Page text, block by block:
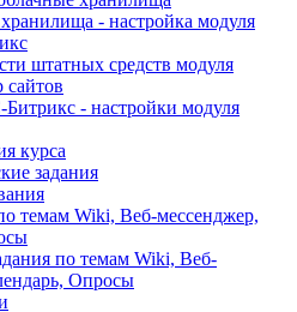
- настройка модуля
штатных средств модуля
сайтов
- настройки модуля
курса
задания
темам Wiki, Веб-мессенджер,
по темам Wiki, Веб-
Опросы